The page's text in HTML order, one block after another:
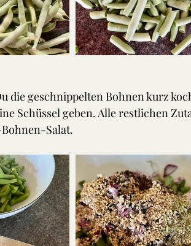
die geschnippelten Bohnen kurz
Schüssel geben. Alle restlichen
Salat.